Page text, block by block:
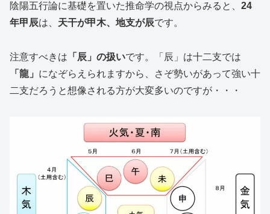
陰陽五行論に基礎を置いた推命学の視点からみると、 24
年甲辰は、 天干が甲木、地支が辰です。
注意すべきは 「辰」の扱いです。「辰」は十二支では
「龍」 になぞらえられますから、さぞ勢いがあって強い十
二支だろうと想像される方が大変多いのですが・・・